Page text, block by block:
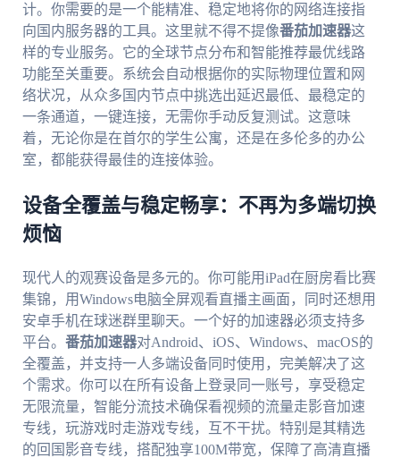
计。你需要的是一个能精准、稳定地将你的网络连接指
向国内服务器的工具。这里就不得不提像番茄加速器这
样的专业服务。它的全球节点分布和智能推荐最优线路
功能至关重要。系统会自动根据你的实际物理位置和网
络状况，从众多国内节点中挑选出延迟最低、最稳定的
一条通道，一键连接，无需你手动反复测试。这意味
着，无论你是在首尔的学生公寓，还是在多伦多的办公
室，都能获得最佳的连接体验。
设备全覆盖与稳定畅享：不再为多端切换
烦恼
现代人的观赛设备是多元的。你可能用iPad在厨房看比赛
集锦，用Windows电脑全屏观看直播主画面，同时还想用
安卓手机在球迷群里聊天。一个好的加速器必须支持多
平台。 番茄加速器对Android、iOS、Windows、macOS的
全覆盖，并支持一人多端设备同时使用，完美解决了这
个需求。你可以在所有设备上登录同一账号，享受稳定
无限流量，智能分流技术确保看视频的流量走影音加速
专线，玩游戏时走游戏专线，互不干扰。特别是其精选
的回国影音专线，搭配独享100M带宽，保障了高清直播